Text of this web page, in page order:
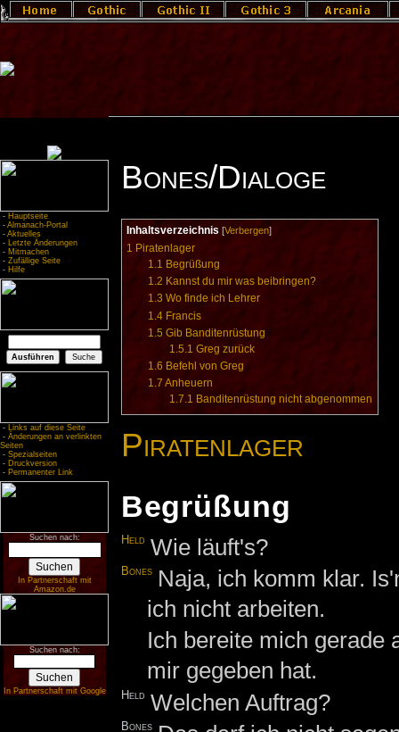
- Hauptseite
- Almanach-Portal
- Aktuelles
- Letzte Änderungen
- Mitmachen
- Zufällige Seite
- Hilfe
- Links auf diese Seite
- Änderungen an verlinkten
Seiten
- Spezialseiten
- Druckversion
- Permanenter Link
Suchen nach:
In Partnerschaft mit
Amazon.de
Suchen nach:
In Partnerschaft mit Google
Bones/Dialoge
Inhaltsverzeichnis [Verbergen]
1 Piratenlager
1.1 Begrüßung
1.2 Kannst du mir was beibringen?
1.3 Wo finde ich Lehrer
1.4 Francis
1.5 Gib Banditenrüstung
1.5.1 Greg zurück
1.6 Befehl von Greg
1.7 Anheuern
1.7.1 Banditenrüstung nicht abgenommen
Piratenlager
Begrüßung
Held Wie läuft's?
Bones Naja, ich komm klar.
ich nicht arbeiten.
Ich bereite mich gerade
mir gegeben hat.
Held Welchen Auftrag?
Bones